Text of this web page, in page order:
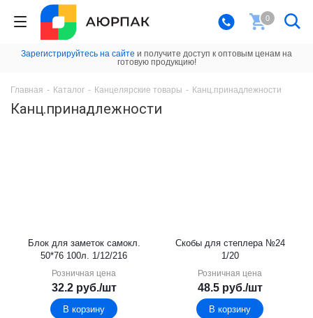
0
Зарегистрируйтесь на сайте и получите доступ к оптовым ценам на
готовую продукцию!
Главная - Каталог - Канцелярские товары - Канц.принадлежности
Канц.принадлежности
Блок для заметок самокл.
50*76 100л. 1/12/216
Розничная цена
32.2руб./шт
В корзину
Скобы для степлера №24
1/20
Розничная цена
48.5руб./шт
В корзину